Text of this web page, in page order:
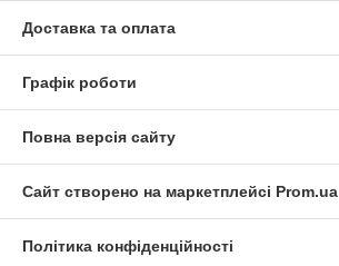
Доставка та оплата
Графік роботи
Повна версія сайту
Сайт створено на маркетплейсі Prom.ua
Політика конфіденційності